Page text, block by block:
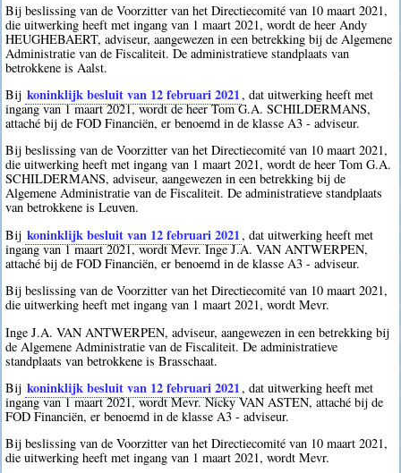
Bij beslissing van de Voorzitter van het Directiecomité van 10 maart 2021,
die uitwerking heeft met ingang van 1 maart 2021, wordt de heer Andy
HEUGHEBAERT, adviseur, aangewezen in een betrekking bij de Algemene
Administratie van de Fiscaliteit. De administratieve standplaats van
betrokkene is Aalst.
Bij koninklijk besluit van 12 februari 2021, dat uitwerking heeft met
ingang van 1 maart 2021, wordt de heer Tom G.A. SCHILDERMANS,
attaché bij de FOD Financiën, er benoemd in de klasse A3 - adviseur.
Bij beslissing van de Voorzitter van het Directiecomité van 10 maart 2021,
die uitwerking heeft met ingang van 1 maart 2021, wordt de heer Tom G.A.
SCHILDERMANS, adviseur, aangewezen in een betrekking bij de
Algemene Administratie van de Fiscaliteit. De administratieve standplaats
van betrokkene is Leuven.
Bij koninklijk besluit van 12 februari 2021, dat uitwerking heeft met
ingang van 1 maart 2021, wordt Mevr. Inge J.A. VAN ANTWERPEN,
attaché bij de FOD Financiën, er benoemd in de klasse A3 - adviseur.
Bij beslissing van de Voorzitter van het Directiecomité van 10 maart 2021,
die uitwerking heeft met ingang van 1 maart 2021, wordt Mevr.
Inge J.A. VAN ANTWERPEN, adviseur, aangewezen in een betrekking bij
de Algemene Administratie van de Fiscaliteit. De administratieve
standplaats van betrokkene is Brasschaat.
Bij koninklijk besluit van 12 februari 2021, dat uitwerking heeft met
ingang van 1 maart 2021, wordt Mevr. Nicky VAN ASTEN, attaché bij de
FOD Financiën, er benoemd in de klasse A3 - adviseur.
Bij beslissing van de Voorzitter van het Directiecomité van 10 maart 2021,
die uitwerking heeft met ingang van 1 maart 2021, wordt Mevr.